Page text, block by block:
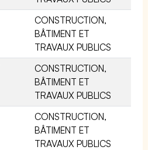
CONSTRUCTION,
BÂTIMENT ET
TRAVAUX PUBLICS
CONSTRUCTION,
BÂTIMENT ET
TRAVAUX PUBLICS
CONSTRUCTION,
BÂTIMENT ET
TRAVAUX PUBLICS